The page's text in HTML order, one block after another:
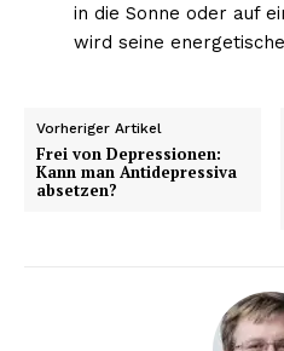
in die Sonne oder auf
wird seine
Vorheriger Artikel
Frei von Depressionen:
Kann man Antidepressiva
absetzen?